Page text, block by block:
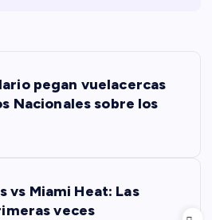
pegan vuelacercas
Nacionales sobre los
vs Miami Heat: Las
veces